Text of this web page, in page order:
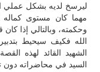
ليرسخ لديه بشكل عملي
مهما كان مستوى كماله
وحكمته، وبالتالي إذا
الله فكيف سيحيط
الشهيد القائد لهذه
السيد في محاضراته دون